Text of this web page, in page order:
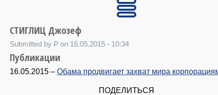
СТИГЛИЦ Джозеф
Submitted by P on 16.05.2015 - 10:34
Публикации
16.05.2015 – Обама продвигает захват мира
ПОДЕЛИТЬСЯ